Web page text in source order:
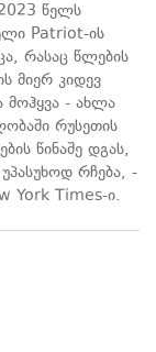
2023 წელს
Patriot-ის
რასაც წლების
მიერ კიდევ
მოჰყვა - ახლა
რუსეთის
წინაშე დგას,
რჩება, -
York Times-ი.